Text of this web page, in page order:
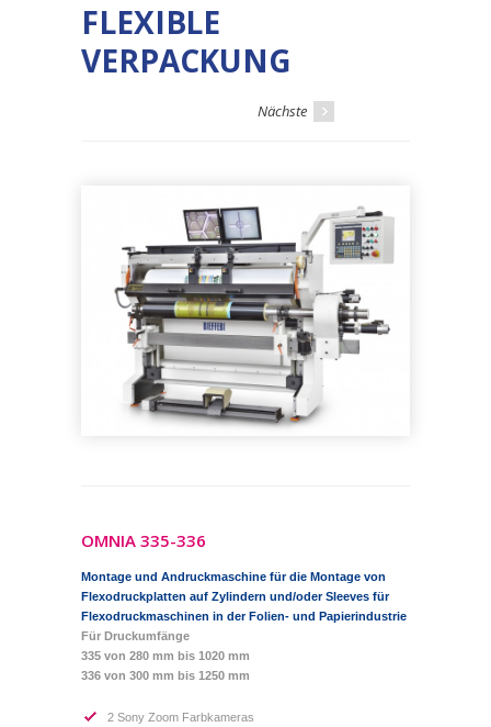
FLEXIBLE
VERPACKUNG
Nächste
OMNIA 335-336
Montage und Andruckmaschine für die Montage von
Flexodruckplatten auf Zylindern und/oder Sleeves für
Flexodruckmaschinen in der Folien- und Papierindustrie
Für Druckumfänge
335 von 280 mm bis 1020 mm
336 von 300 mm bis 1250 mm
2 Sony Zoom Farbkameras